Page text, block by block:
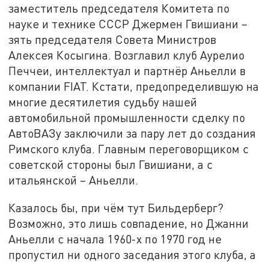
заместитель председателя Комитета по
науке и технике СССР Джермен Гвишиани –
зять председателя Совета Министров
Алексея Косыгина. Возглавил клуб Аурелио
Печчеи, интеллектуал и партнёр Аньелли в
компании FIAT. Кстати, предопределившую на
многие десятилетия судьбу нашей
автомобильной промышленности сделку по
АвтоВАЗу заключили за пару лет до создания
Римского клуба. Главным переговорщиком с
советской стороны был Гвишиани, а с
итальянской – Аньелли.
Казалось бы, при чём тут Бильдерберг?
Возможно, это лишь совпадение, но Джанни
Аньелли с начала 1960-х по 1970 год не
пропустил ни одного заседания этого клуба, а